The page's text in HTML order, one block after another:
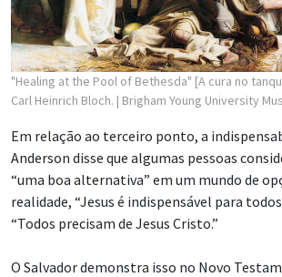
"Healing at the Pool of Bethesda" [A cura no
Carl Heinrich Bloch. | Brigham Young University
Em relação ao terceiro ponto, a
Anderson disse que algumas pessoas
“uma boa alternativa” em um mundo de
realidade, “Jesus é indispensável para
“Todos precisam de Jesus Cristo.”
O Salvador demonstra isso no Novo